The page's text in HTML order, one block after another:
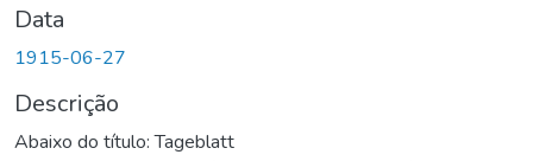
Data
1915-06-27
Descrição
Abaixo do título: Tageblatt